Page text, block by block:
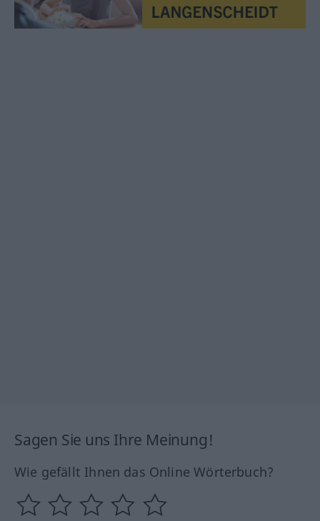
Sagen Sie uns Ihre Meinung!
Wie gefällt Ihnen das Online Wörterbuch?